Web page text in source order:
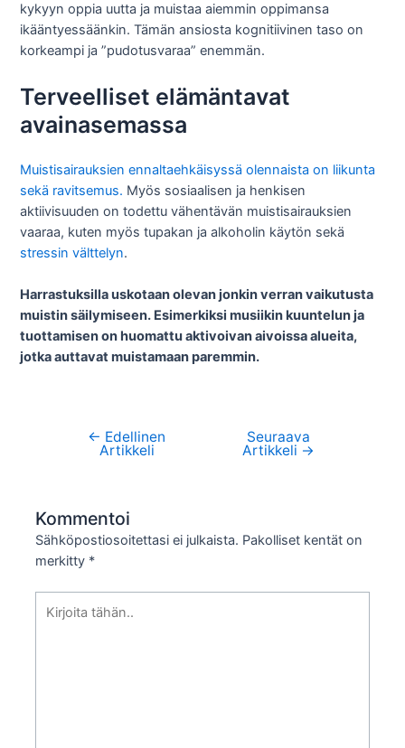
kykyyn oppia uutta ja muistaa aiemmin oppimansa
ikääntyessäänkin. Tämän ansiosta kognitiivinen taso on
korkeampi ja ”pudotusvaraa” enemmän.
Terveelliset elämäntavat
avainasemassa
Muistisairauksien ennaltaehkäisyssä olennaista on liikunta
sekä ravitsemus. Myös sosiaalisen ja henkisen
aktiivisuuden on todettu vähentävän muistisairauksien
vaaraa, kuten myös tupakan ja alkoholin käytön sekä
stressin välttelyn.
Harrastuksilla uskotaan olevan jonkin verran vaikutusta
muistin säilymiseen. Esimerkiksi musiikin kuuntelun ja
tuottamisen on huomattu aktivoivan aivoissa alueita,
jotka auttavat muistamaan paremmin.
Artikkelien
← Edellinen
Artikkeli
Seuraava
Artikkeli →
Kommentoi
Sähköpostiosoitettasi ei julkaista. Pakolliset kentät on
merkitty *
tähän..